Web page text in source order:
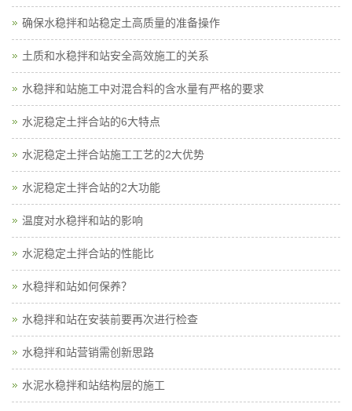
确保水稳拌和站稳定土高质量的准备操作
土质和水稳拌和站安全高效施工的关系
水稳拌和站施工中对混合料的含水量有严格的要求
水泥稳定土拌合站的6大特点
水泥稳定土拌合站施工工艺的2大优势
水泥稳定土拌合站的2大功能
温度对水稳拌和站的影响
水泥稳定土拌合站的性能比
水稳拌和站如何保养？
水稳拌和站在安装前要再次进行检查
水稳拌和站营销需创新思路
水泥水稳拌和站结构层的施工